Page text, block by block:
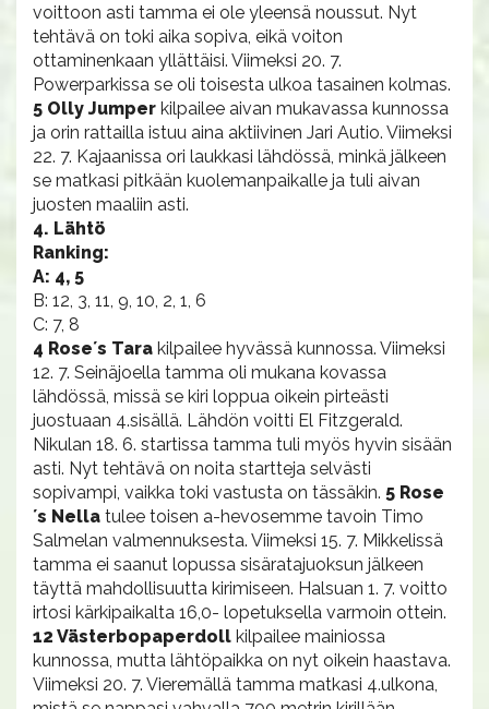
voittoon asti tamma ei ole yleensä noussut. Nyt
tehtävä on toki aika sopiva, eikä voiton
ottaminenkaan yllättäisi. Viimeksi 20. 7.
Powerparkissa se oli toisesta ulkoa tasainen kolmas.
5 Olly Jumper kilpailee aivan mukavassa kunnossa
ja orin rattailla istuu aina aktiivinen Jari Autio. Viimeksi
22. 7. Kajaanissa ori laukkasi lähdössä, minkä jälkeen
se matkasi pitkään kuolemanpaikalle ja tuli aivan
juosten maaliin asti.
4. Lähtö
Ranking:
A: 4, 5
B: 12, 3, 11, 9, 10, 2, 1, 6
C: 7, 8
4 Rose´s Tara kilpailee hyvässä kunnossa. Viimeksi
12. 7. Seinäjoella tamma oli mukana kovassa
lähdössä, missä se kiri loppua oikein pirteästi
juostuaan 4.sisällä. Lähdön voitti El Fitzgerald.
Nikulan 18. 6. startissa tamma tuli myös hyvin sisään
asti. Nyt tehtävä on noita startteja selvästi
sopivampi, vaikka toki vastusta on tässäkin. 5 Rose
´s Nella tulee toisen a-hevosemme tavoin Timo
Salmelan valmennuksesta. Viimeksi 15. 7. Mikkelissä
tamma ei saanut lopussa sisäratajuoksun jälkeen
täyttä mahdollisuutta kirimiseen. Halsuan 1. 7. voitto
irtosi kärkipaikalta 16,0- lopetuksella varmoin ottein.
12 Västerbopaperdoll kilpailee mainiossa
kunnossa, mutta lähtöpaikka on nyt oikein haastava.
Viimeksi 20. 7. Vieremällä tamma matkasi 4.ulkona,